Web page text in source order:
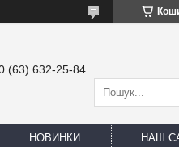
(63) 632-25-84
НОВИНКИ НАШ